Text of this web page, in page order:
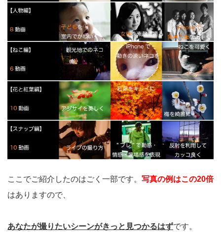
ここでご紹介したのはごく一部です。 写真の例はこの20倍
はありますので、
あなたが撮りたいシーンがきっと見つかるはずです。